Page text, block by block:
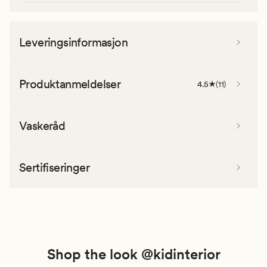
Leveringsinformasjon
Produktanmeldelser 4.5 (11)
Vaskeråd
Sertifiseringer
Shop the look @kidinterior